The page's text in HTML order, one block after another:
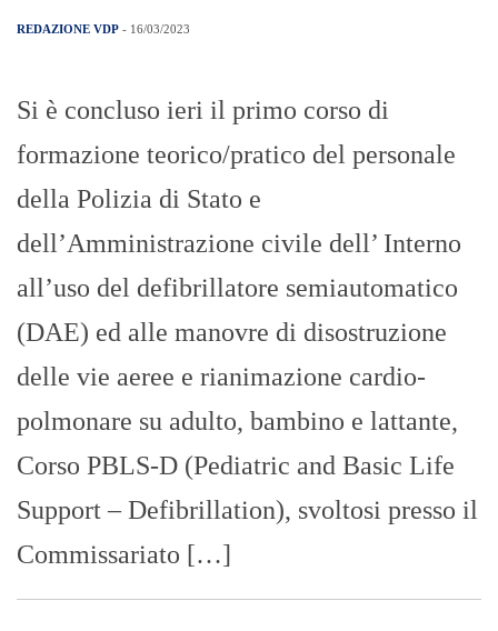
REDAZIONE VDP - 16/03/2023
Si è concluso ieri il primo corso di
formazione teorico/pratico del personale
della Polizia di Stato e
dell’Amministrazione civile dell’ Interno
all’uso del defibrillatore semiautomatico
(DAE) ed alle manovre di disostruzione
delle vie aeree e rianimazione cardio-
polmonare su adulto, bambino e lattante,
Corso PBLS-D (Pediatric and Basic Life
Support – Defibrillation), svoltosi presso il
Commissariato […]